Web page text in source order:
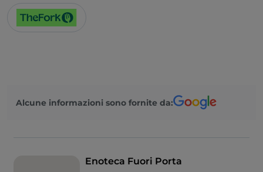
Alcune informazioni sono fornite da:
Enoteca Fuori Porta